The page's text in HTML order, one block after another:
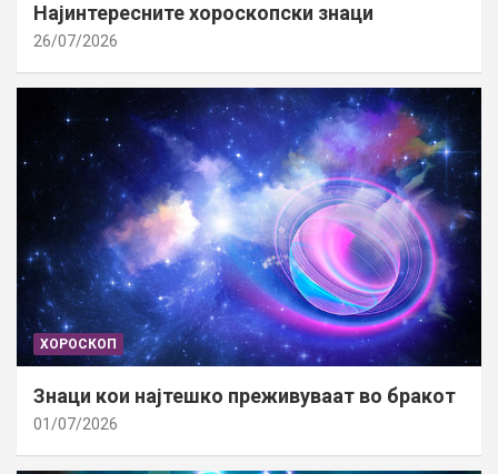
Најинтересните хороскопски знаци
26/07/2026
ХОРОСКОП
Знаци кои најтешко преживуваат во бракот
01/07/2026